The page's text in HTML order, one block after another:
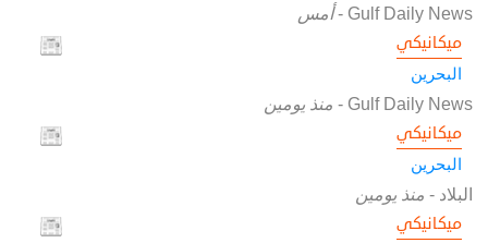
Gulf Daily News
-أمس
ميكانيكي
البحرين
Gulf Daily News
- منذ يومين
ميكانيكي
البحرين
البلاد - منذ يومين
ميكانيكي